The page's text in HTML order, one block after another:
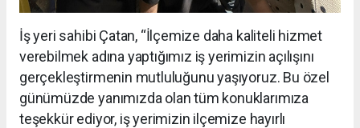
İş yeri sahibi Çatan, “İlçemize daha kaliteli hizmet
verebilmek adına yaptığımız iş yerimizin açılışını
gerçekleştirmenin mutluluğunu yaşıyoruz. Bu özel
günümüzde yanımızda olan tüm konuklarımıza
teşekkür ediyor, iş yerimizin ilçemize hayırlı